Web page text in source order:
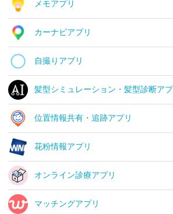
メモアプリ
カーナビアプリ
自撮りアプリ
髪型シミュレーション・髪型診断アプ
位置情報共有・追跡アプリ
花粉情報アプリ
オンライン診療アプリ
マッチングアプリ